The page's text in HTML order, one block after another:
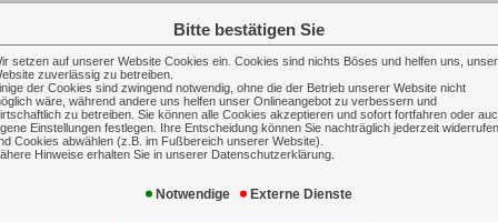
auf Reisen
Flüge oder verpasste
zum Albtraum mache...
Bitte bestätigen Sie
setzen auf unserer Website Cookies ein. Cookies sind nichts Böses und helfen uns,
zuverlässig zu betreiben.
der Cookies sind zwingend notwendig, ohne die der Betrieb unserer Website nicht
wäre, während andere uns helfen unser Onlineangebot zu verbessern und
zu betreiben. Sie können alle Cookies akzeptieren und sofort fortfahren oder
Einstellungen festlegen. Ihre Entscheidung können Sie nachträglich jederzeit widerrufen
Cookies abwählen (z.B. im Fußbereich unserer Website).
Hinweise erhalten Sie in unserer Datenschutzerklärung.
Notwendige Externe Dienste
sind im
um 3,9 Prozent
aber
in